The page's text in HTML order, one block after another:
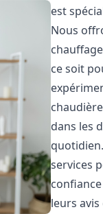
est
Nous
ce soit
dans les
services
leurs